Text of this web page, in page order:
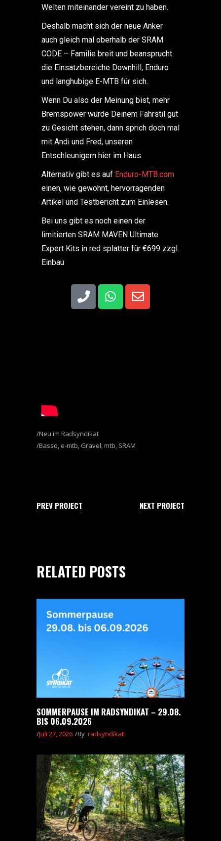
Welten miteinander vereint zu haben.
Deshalb macht sich der neue Anker
auch gleich mal oberhalb der SRAM
CODE – Familie breit und beansprucht
die Einsatzbereiche Downhill, Enduro
und langhubige E-MTB für sich.
Wenn Du also der Meinung bist, mehr
Bremspower würde Deinem Fahrstil gut
zu Gesicht stehen, dann sprich doch mal
mit Andi und Fred, unseren
Entschleunigern hier im Haus.
Alternativ gibt es auf Enduro-MTB.com
einen, wie gewohnt, hervorragenden
Artikel und Testbericht zum Einlesen.
Bei uns gibt es noch einen der
limitierten SRAM MAVEN Ultimate
Expert Kits in red splatter für €699 zzgl.
Einbau
Neu im Radsyndikat
Basso, e-mtb, Gravel,mtb, SRAM
PREV PROJECT NEXT PROJECT
RELATED POSTS
SOMMERPAUSE IM RADSYNDIKAT – 29.08.
BIS 06.09.2026
Juli 27, 2026 By radsyndikat